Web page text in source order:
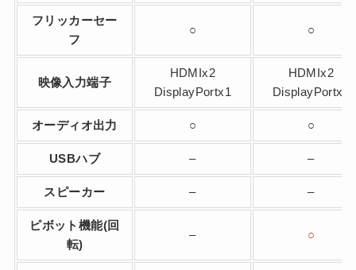
フリッカーセー
フ
○ ○
映像入力端子
HDMIx2
DisplayPortx1
HDMIx2
DisplayPortx1
オーディオ出力 ○ ○
USBハブ – –
スピーカー – –
ピボット機能(回
転)
– ○